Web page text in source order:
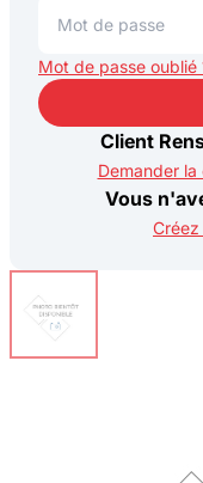
Mot de passe oublié
Client
Demander
Vous